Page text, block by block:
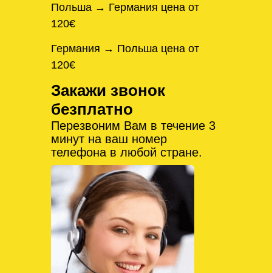
Польша → Германия цена от
120€
Германия → Польша цена от
120€
Закажи звонок
безплатно
Перезвоним Вам в течение 3
минут на ваш номер
телефона в любой стране.